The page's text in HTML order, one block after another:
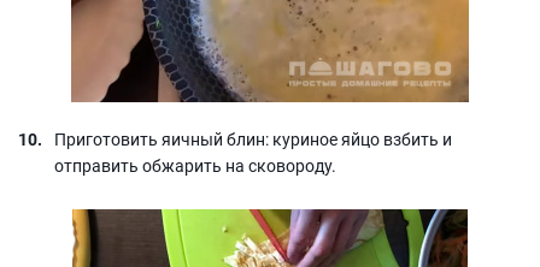
Приготовить яичный блин: куриное яйцо взбить и
отправить обжарить на сковороду.